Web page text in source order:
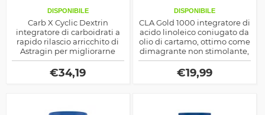
DISPONIBILE
Carb X Cyclic Dextrin
integratore di carboidrati a
rapido rilascio arricchito di
Astragin per migliorarne
l'assorbimento, ottimo come
energetico o per velocizzare
il recupero post workout
€34,19
DISPONIBILE
CLA Gold 1000 integratore di
acido linoleico coniugato da
olio di cartamo, ottimo come
dimagrante non stimolante,
migliora la composizione
corporea
€19,99